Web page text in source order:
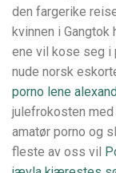
den fargerike
kvinnen i Gangtok
ene vil kose seg i
nude norsk
porno lene
julefrokosten
amatør porno og
fleste av oss vil